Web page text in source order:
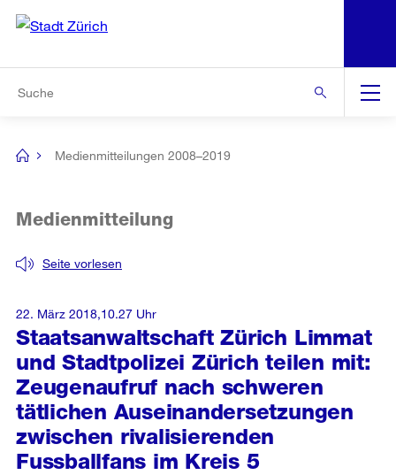
Navigation
[no
Medienmitteilungen 2008–2019
Staatsanwaltschaft Zürich Limmat
und Stadtpolizei Zürich teilen mit:
Zeugenaufruf nach schweren
tätlichen Auseinandersetzungen
zwischen rivalisierenden
Fussballfans im Kreis 5
Seite vorlesen
Medienmitteilung
22. März 2018,10.27 Uhr